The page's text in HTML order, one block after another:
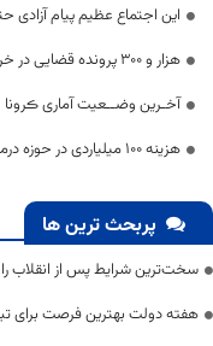
این اجتماع عظیم پیام
هزار و ۳۰۰ پرونده قضایی در خراسان جنوبی رسیدگی آنلاین شد
آخـرین وضــعیت آماری
هزینه ۱۰۰ میلیاردی در حوزه درمان ناباروری در خراسان جنوبی
پربحث ترین ها
سخت‌ترین شرایط پس از انقلاب
هفته دولت بهترین فرصت برای